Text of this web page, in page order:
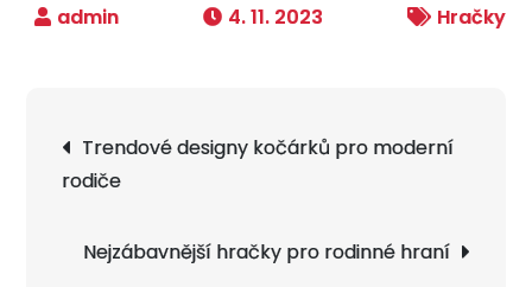
4. 11. 2023 Hračky
Navigace
pro
příspěvek
Trendové designy kočárků pro moderní
rodiče
Nejzábavnější hračky pro rodinné hraní